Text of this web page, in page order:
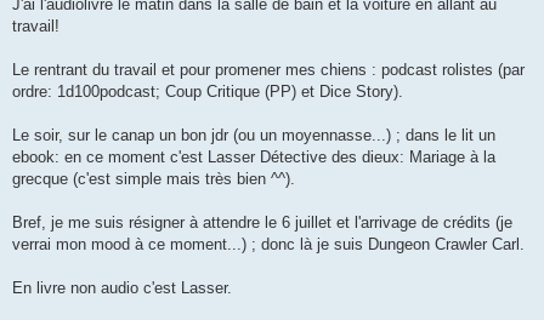
J'ai l'audiolivre le matin dans la salle de bain et la voiture en allant au
travail!
Le rentrant du travail et pour promener mes chiens : podcast rolistes (par
ordre: 1d100podcast; Coup Critique (PP) et Dice Story).
Le soir, sur le canap un bon jdr (ou un moyennasse...) ; dans le lit un
ebook: en ce moment c'est Lasser Détective des dieux: Mariage à la
grecque (c'est simple mais très bien ^^).
Bref, je me suis résigner à attendre le 6 juillet et l'arrivage de crédits (je
verrai mon mood à ce moment...) ; donc là je suis Dungeon Crawler Carl.
En livre non audio c'est Lasser.